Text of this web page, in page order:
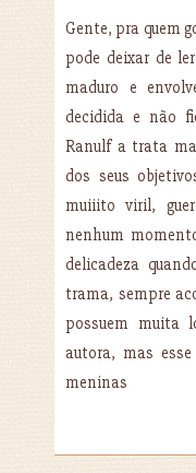
Gente, pra quem
pode deixar de
maduro e
decidida e não
Ranulf a trata
dos seus
muiiito viril,
nenhum
delicadeza
trama, sempre
possuem muita
autora, mas
meninas